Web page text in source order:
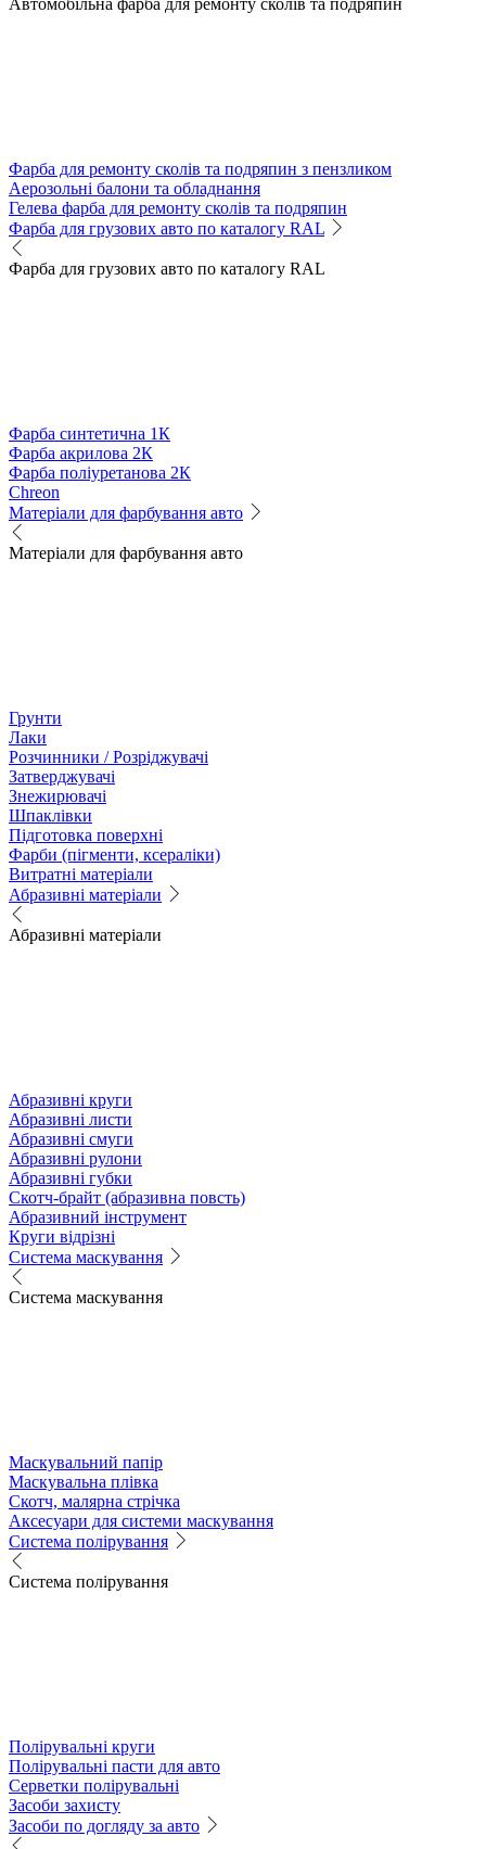
Фарба для ремонту сколів та подряпин з пензликом
Аерозольні балони та обладнання
Гелева фарба для ремонту сколів та подряпин
Фарба для грузових авто по каталогу RAL
Фарба для грузових авто по каталогу RAL
Фарба синтетична 1К
Фарба акрилова 2К
Фарба поліуретанова 2К
Chreon
Матеріали для фарбування авто
Матеріали для фарбування авто
Грунти
Лаки
Розчинники / Розріджувачі
Затверджувачі
Знежирювачі
Шпаклівки
Підготовка поверхні
Фарби (пігменти, ксераліки)
Витратні матеріали
Абразивні матеріали
Абразивні матеріали
Абразивні круги
Абразивні листи
Абразивні смуги
Абразивні рулони
Абразивні губки
Скотч-брайт (абразивна повсть)
Абразивний інструмент
Круги відрізні
Система маскування
Система маскування
Маскувальний папір
Маскувальна плівка
Скотч, малярна стрічка
Аксесуари для системи маскування
Система полірування
Система полірування
Полірувальні круги
Полірувальні пасти для авто
Серветки полірувальні
Засоби захисту
Засоби по догляду за авто